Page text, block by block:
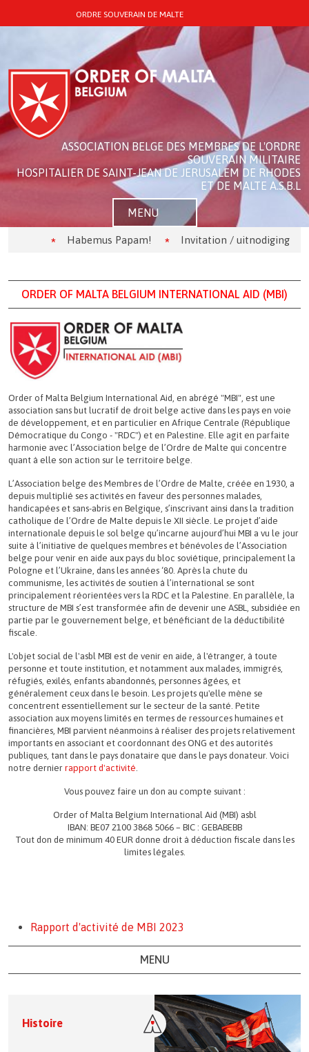
ORDRE SOUVERAIN DE MALTE
ASSOCIATION BELGE DES MEMBRES DE L'ORDRE
SOUVERAIN MILITAIRE
HOSPITALIER DE SAINT-JEAN DE JERUSALEM DE RHODES
ET DE MALTE A.S.B.L
MENU
Habemus Papam! Invitation / uitnodiging
ORDER OF MALTA BELGIUM INTERNATIONAL AID (MBI)
Order of Malta Belgium International Aid, en abrégé "MBI", est une
association sans but lucratif de droit belge active dans les pays en voie
de développement, et en particulier en Afrique Centrale (République
Démocratique du Congo - "RDC") et en Palestine. Elle agit en parfaite
harmonie avec l’Association belge de l’Ordre de Malte qui concentre
quant à elle son action sur le territoire belge.
L’Association belge des Membres de l’Ordre de Malte, créée en 1930, a
depuis multiplié ses activités en faveur des personnes malades,
handicapées et sans-abris en Belgique, s’inscrivant ainsi dans la tradition
catholique de l’Ordre de Malte depuis le XII siècle. Le projet d’aide
internationale depuis le sol belge qu’incarne aujourd’hui MBI a vu le jour
suite à l’initiative de quelques membres et bénévoles de l’Association
belge pour venir en aide aux pays du bloc soviétique, principalement la
Pologne et l’Ukraine, dans les années ‘80. Après la chute du
communisme, les activités de soutien à l’international se sont
principalement réorientées vers la RDC et la Palestine. En parallèle, la
structure de MBI s’est transformée afin de devenir une ASBL, subsidiée en
partie par le gouvernement belge, et bénéficiant de la déductibilité
fiscale.
L'objet social de l'asbl MBI est de venir en aide, à l'étranger, à toute
personne et toute institution, et notamment aux malades, immigrés,
réfugiés, exilés, enfants abandonnés, personnes âgées, et
généralement ceux dans le besoin. Les projets qu'elle mène se
concentrent essentiellement sur le secteur de la santé. Petite
association aux moyens limités en termes de ressources humaines et
financières, MBI parvient néanmoins à réaliser des projets relativement
importants en associant et coordonnant des ONG et des autorités
publiques, tant dans le pays donataire que dans le pays donateur. Voici
notre dernier rapport d'activité
Vous pouvez faire un don au compte suivant :
Order of Malta Belgium International Aid (MBI) asbl
IBAN: BE07 2100 3868 5066 – BIC : GEBABEBB
Tout don de minimum 40 EUR donne droit à déduction fiscale dans les
limites légales.
Rapport d'activité de MBI 2023
MENU
Histoire